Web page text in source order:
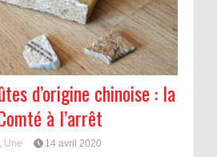
d’origine chinoise : la
à l’arrêt
Une 14 avril 2020